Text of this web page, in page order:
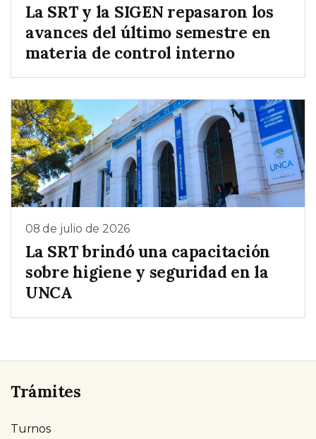
La SRT y la SIGEN repasaron los
avances del último semestre en
materia de control interno
08 de julio de 2026
La SRT brindó una capacitación
sobre higiene y seguridad en la
UNCA
Trámites
Turnos